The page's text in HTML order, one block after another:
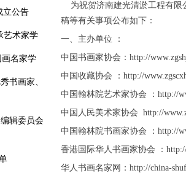
立公告
艺术家学
名家学
书画家、
辑委员会
为祝贺济南建光清淤工程有限
稿等有关事项公布如下：
一、主办单位 ：
中国书画家协会：http://
中国收藏协会 ：http://
中国翰林院艺术家协会 ：http://
中国人民美术家协会 http://
中国翰林院书画家协会 ：http://
香港国际华人书画家协会 ：
华人书画名家网：http://china-